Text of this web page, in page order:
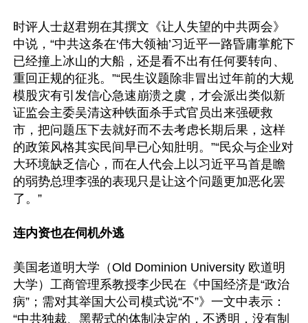
时评人士赵君朔在其撰文《让人失望的中共两会》
中说，“中共这条在‘伟大领袖’习近平一路昏庸掌舵下
已经撞上冰山的大船，还是看不出有任何要转向、
重回正规的征兆。”“民生议题除非冒出过年前的大规
模股灾有引发信心急速崩溃之虞，才会派出类似新
证监会主委吴清这种铁面杀手式官员出来强硬救
市，把问题压下去就好而不去考虑长期后果，这样
的政策风格其实民间早已心知肚明。”“民众与企业对
大环境缺乏信心，而在人代会上以习近平马首是瞻
的弱势总理李强的表现只是让这个问题更加恶化罢
了。”
连内资也在伺机外逃
美国老道明大学（Old Dominion University 欧道明
大学）工商管理系教授李少民在《中国经济是“政治
病”；需对其举国大公司模式说“不”》一文中表示：
“中共独裁、黑帮式的体制决定的，不透明，没有制